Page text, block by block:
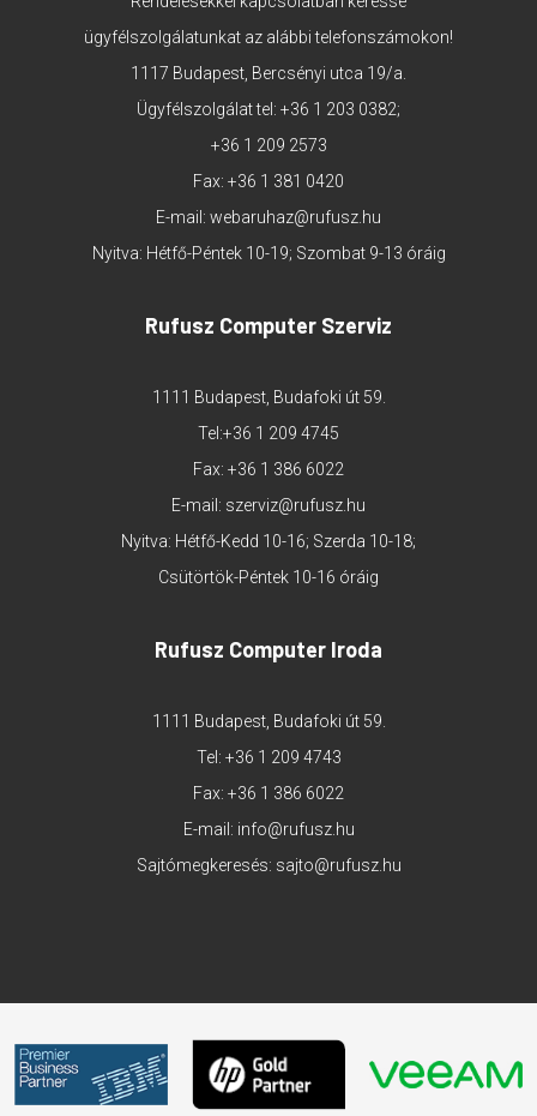
ügyfélszolgálatunkat az alábbi telefonszámokon!
1117 Budapest, Bercsényi utca 19/a.
Ügyfélszolgálat tel: +36 1 203 0382;
+36 1 209 2573
Fax: +36 1 381 0420
E-mail: webaruhaz@rufusz.hu
Nyitva: Hétfő-Péntek 10-19; Szombat 9-13 óráig
Rufusz Computer Szerviz
1111 Budapest, Budafoki út 59.
Tel:+36 1 209 4745
Fax: +36 1 386 6022
E-mail: szerviz@rufusz.hu
Nyitva: Hétfő-Kedd 10-16; Szerda 10-18;
Csütörtök-Péntek 10-16 óráig
Rufusz Computer Iroda
1111 Budapest, Budafoki út 59.
Tel: +36 1 209 4743
Fax: +36 1 386 6022
E-mail: info@rufusz.hu
Sajtómegkeresés: sajto@rufusz.hu